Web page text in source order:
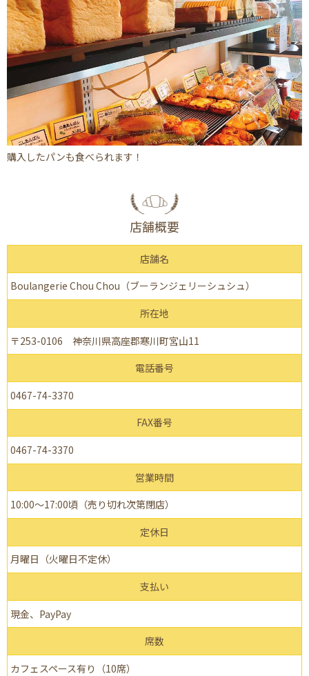
購入したパンも食べられます！
店舗概要
店舗名
Boulangerie Chou Chou（ブーランジェリーシュシュ）
所在地
〒253-0106 神奈川県高座郡寒川町宮山11
電話番号
0467-74-3370
FAX番号
0467-74-3370
営業時間
10:00～17:00頃（売り切れ次第閉店）
定休日
月曜日（火曜日不定休）
支払い
現金、PayPay
席数
カフェスペース有り（10席）